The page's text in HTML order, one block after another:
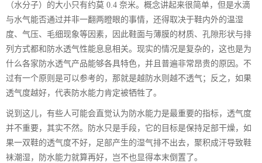
（水分子）的大小只有约莫 0.4 奈米。概念讲起来很简单，但是水滴
与水气能否通过并非一翻两瞪眼的事情，还得取决于鞋内外的温湿
度、气压、毛细现象等因素，因此鞋面与薄膜的材质、孔隙形状与排
列方式都和防水透气性能息息相关。现实的情况是复杂的，这也是为
什么各家防水透气产品能够各具特色，并且普遍非常昂贵的原因。不
过有一个原则是可以参考的，那就是越防水则越不透气；反之，如果
透气度越好，代表防水能力肯定被牺牲了。
说到这儿，有些人可能会直觉认为防水能力是最重要的指标，透气度
并不重要，其实不然。防水只是手段，它的目标是保持足部干燥，如
果一双鞋的透气度不好，足部产生的湿气排不出去，聚积成汗导致鞋
袜潮湿，防水能力就算再好，岂不也显得本末倒置了。